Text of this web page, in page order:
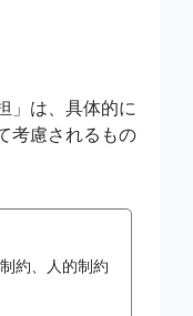
」は、具体的に
考慮されるもの
約、人的制約